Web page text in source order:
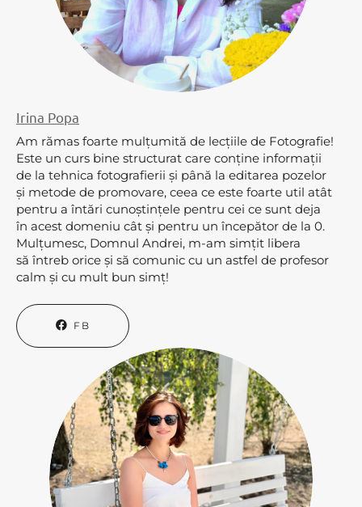
Irina Popa
Am rămas foarte mulțumită de lecțiile de Fotografie!
Este un curs bine structurat care conține informații
de la tehnica fotografierii și până la editarea pozelor
și metode de promovare, ceea ce este foarte util atât
pentru a întări cunoștințele pentru cei ce sunt deja
în acest domeniu cât și pentru un începător de la 0.
Mulțumesc, Domnul Andrei, m-am simțit libera
să întreb orice și să comunic cu un astfel de profesor
calm și cu mult bun simț!
FB